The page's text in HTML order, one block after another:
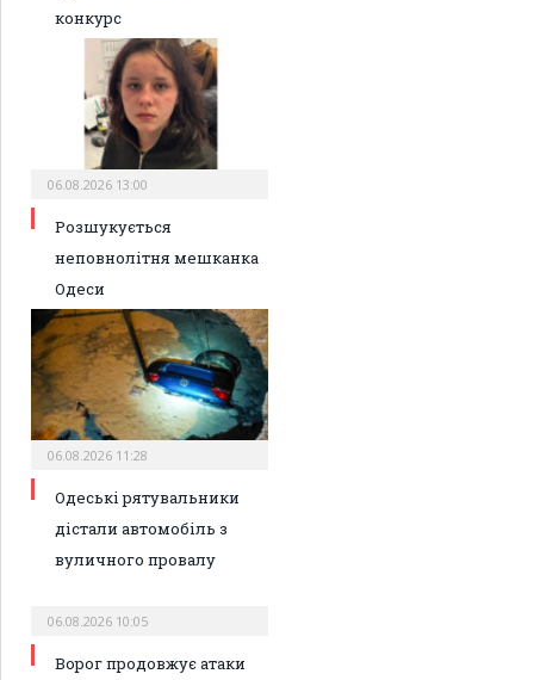
конкурс
06.08.2026 13:00
Розшукується
неповнолітня мешканка
Одеси
06.08.2026 11:28
Одеські рятувальники
дістали автомобіль з
вуличного провалу
06.08.2026 10:05
Ворог продовжує атаки